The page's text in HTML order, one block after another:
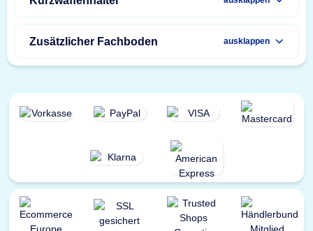
Zusätzlicher Fachboden ausklappen